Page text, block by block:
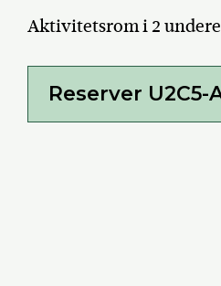
Aktivitetsrom i 2
Reserver